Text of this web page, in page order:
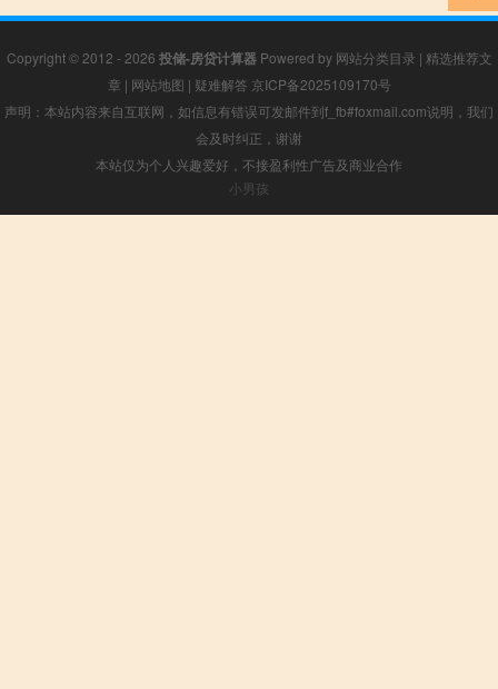
Copyright © 2012 - 2026 投储-房贷计算器Powered by 网站分类目录 | 精选推荐文
章 | 网站地图 | 疑难解答 京ICP备2025109170号
声明：本站内容来自互联网，如信息有错误可发邮件到f_fb#foxmail.com说明，我们
会及时纠正，谢谢
本站仅为个人兴趣爱好，不接盈利性广告及商业合作
小男孩